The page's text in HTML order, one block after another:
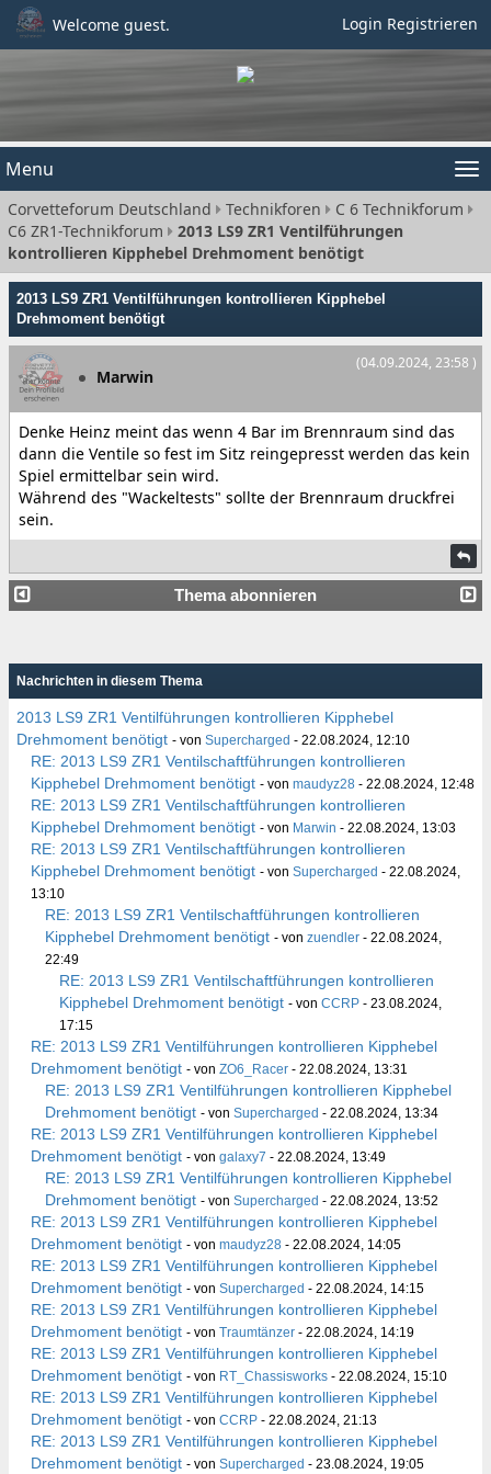
Welcome guest. Login Registrieren
Menu
Corvetteforum Deutschland Technikforen
C 6 Technikforum
C6 ZR1-Technikforum
2013 LS9 ZR1 Ventilführungen
kontrollieren Kipphebel Drehmoment benötigt
2013 LS9 ZR1 Ventilführungen kontrollieren Kipphebel
Drehmoment benötigt
(04.09.2024, 23:58 )
Marwin
Denke Heinz meint das wenn 4 Bar im Brennraum sind das
dann die Ventile so fest im Sitz reingepresst werden das kein
Spiel ermittelbar sein wird.
Während des "Wackeltests" sollte der Brennraum druckfrei
sein.
Thema abonnieren
Nachrichten in diesem Thema
2013 LS9 ZR1 Ventilführungen kontrollieren Kipphebel
Drehmoment benötigt - von Supercharged - 22.08.2024, 12:10
RE: 2013 LS9 ZR1 Ventilschaftführungen kontrollieren
Kipphebel Drehmoment benötigt - von maudyz28 - 22.08.2024, 12:48
RE: 2013 LS9 ZR1 Ventilschaftführungen kontrollieren
Kipphebel Drehmoment benötigt - von Marwin - 22.08.2024, 13:03
RE: 2013 LS9 ZR1 Ventilschaftführungen kontrollieren
Kipphebel Drehmoment benötigt - von Supercharged - 22.08.2024,
13:10
RE: 2013 LS9 ZR1 Ventilschaftführungen kontrollieren
Kipphebel Drehmoment benötigt - von zuendler - 22.08.2024,
22:49
RE: 2013 LS9 ZR1 Ventilschaftführungen kontrollieren
Kipphebel Drehmoment benötigt - von CCRP - 23.08.2024,
17:15
RE: 2013 LS9 ZR1 Ventilführungen kontrollieren Kipphebel
Drehmoment benötigt - von ZO6_Racer - 22.08.2024, 13:31
RE: 2013 LS9 ZR1 Ventilführungen kontrollieren Kipphebel
Drehmoment benötigt - von Supercharged - 22.08.2024, 13:34
RE: 2013 LS9 ZR1 Ventilführungen kontrollieren Kipphebel
Drehmoment benötigt - von galaxy7 - 22.08.2024, 13:49
RE: 2013 LS9 ZR1 Ventilführungen kontrollieren Kipphebel
Drehmoment benötigt - von Supercharged - 22.08.2024, 13:52
RE: 2013 LS9 ZR1 Ventilführungen kontrollieren Kipphebel
Drehmoment benötigt - von maudyz28 - 22.08.2024, 14:05
RE: 2013 LS9 ZR1 Ventilführungen kontrollieren Kipphebel
Drehmoment benötigt - von Supercharged - 22.08.2024, 14:15
RE: 2013 LS9 ZR1 Ventilführungen kontrollieren Kipphebel
Drehmoment benötigt - von Traumtänzer - 22.08.2024, 14:19
RE: 2013 LS9 ZR1 Ventilführungen kontrollieren Kipphebel
Drehmoment benötigt - von RT_Chassisworks - 22.08.2024, 15:10
RE: 2013 LS9 ZR1 Ventilführungen kontrollieren Kipphebel
Drehmoment benötigt - von CCRP - 22.08.2024, 21:13
RE: 2013 LS9 ZR1 Ventilführungen kontrollieren Kipphebel
Drehmoment benötigt - von Supercharged - 23.08.2024, 19:05